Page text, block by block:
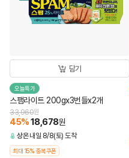
담기
오늘특가
스팸라이트 200gx3번들x2개
33,960원
45%18,678원
상온 내일 8/8(토) 도착
최대 15% 중복쿠폰